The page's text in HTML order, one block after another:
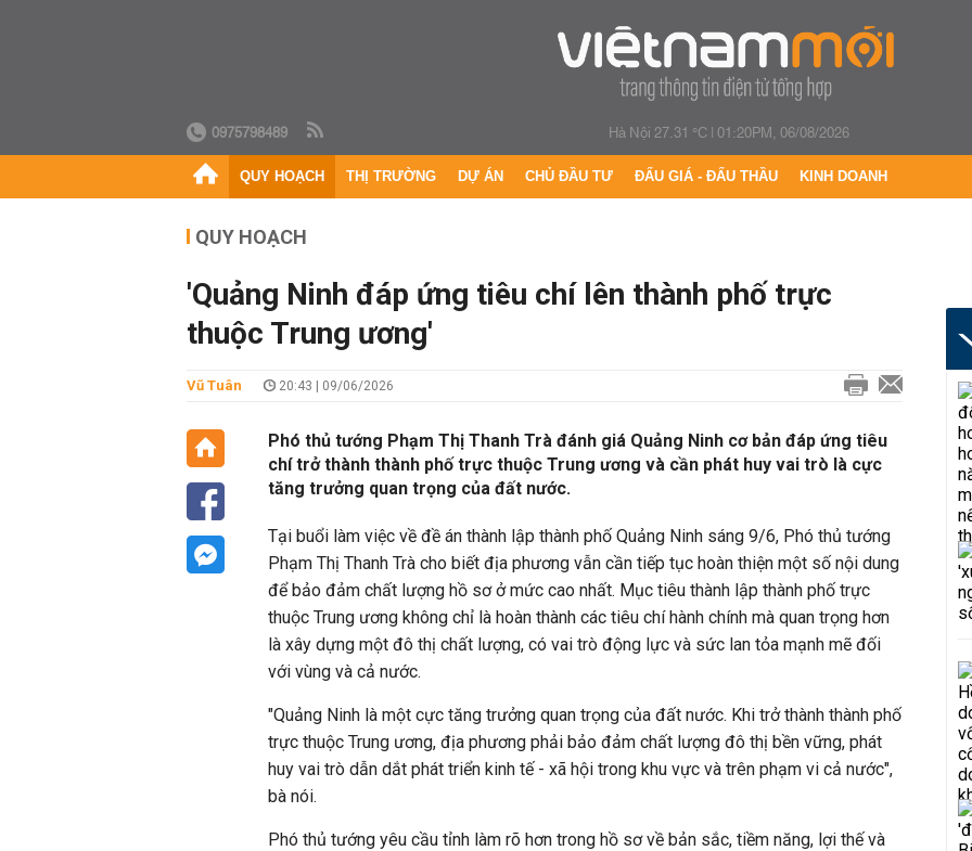
0975798489 Hà Nội 27.31 °C|01:20PM, 06/08/2026
QUY HOẠCH THỊ TRƯỜNG DỰ ÁN CHỦ ĐẦU TƯ ĐẤU GIÁ - ĐẤU THẦU KINH DOANH
QUY HOẠCH
'Quảng Ninh đáp ứng tiêu chí lên thành phố trực
thuộc Trung ương'
Vũ Tuân 20:43 | 09/06/2026
Phó thủ tướng Phạm Thị Thanh Trà đánh giá Quảng Ninh cơ bản đáp ứng tiêu
chí trở thành thành phố trực thuộc Trung ương và cần phát huy vai trò là cực
tăng trưởng quan trọng của đất nước.
Tại buổi làm việc về đề án thành lập thành phố Quảng Ninh sáng 9/6, Phó thủ tướng
Phạm Thị Thanh Trà cho biết địa phương vẫn cần tiếp tục hoàn thiện một số nội dung
để bảo đảm chất lượng hồ sơ ở mức cao nhất. Mục tiêu thành lập thành phố trực
thuộc Trung ương không chỉ là hoàn thành các tiêu chí hành chính mà quan trọng hơn
là xây dựng một đô thị chất lượng, có vai trò động lực và sức lan tỏa mạnh mẽ đối
với vùng và cả nước.
"Quảng Ninh là một cực tăng trưởng quan trọng của đất nước. Khi trở thành thành phố
trực thuộc Trung ương, địa phương phải bảo đảm chất lượng đô thị bền vững, phát
huy vai trò dẫn dắt phát triển kinh tế - xã hội trong khu vực và trên phạm vi cả nước",
bà nói.
Phó thủ tướng yêu cầu tỉnh làm rõ hơn trong hồ sơ về bản sắc, tiềm năng, lợi thế và